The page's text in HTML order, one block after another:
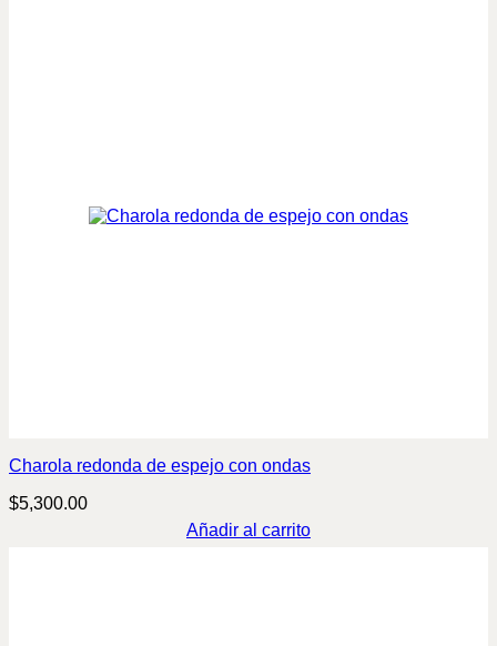
Charola redonda de espejo con ondas
$5,300.00
Añadir al carrito